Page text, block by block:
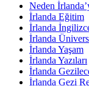
Neden
İrlanda Eğitim
İrlanda
İrlanda
İrlanda Yaşam
İrlanda Yazıları
İrlanda
İrlanda Gezi